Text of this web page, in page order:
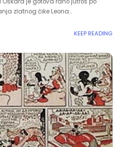
zlatnog čike Leona…
KEEP READING